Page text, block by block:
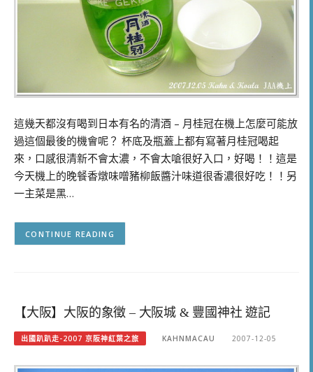
這幾天都沒有喝到日本有名的清酒 – 月桂冠在機上怎麼可能放
過這個最後的機會呢？ 杯底及瓶蓋上都有寫著月桂冠喝起
來，口感很清新不會太濃，不會太嗆很好入口，好喝！！這是
今天機上的晚餐香燉味噌豬柳飯醬汁味道很香濃很好吃！！另
一主菜是黑…
CONTINUE READING
【大阪】大阪的象徵 – 大阪城 & 豐國神社 遊記
出國趴趴走-2007 京阪神紅葉之旅 KAHNMACAU 2007-12-05